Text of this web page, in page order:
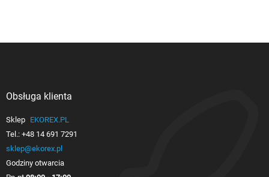
Obsługa klienta
Sklep EKOREX.PL
Tel.: +48 14 691 7291
sklep@ekorex.pl
Godziny otwarcia